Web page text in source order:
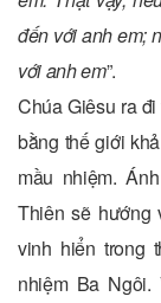
đến với anh em;
với anh em”.
Chúa Giêsu ra
bằng thế giới
mầu nhiệm.
Thiên sẽ hướng
vinh hiển trong
nhiệm Ba